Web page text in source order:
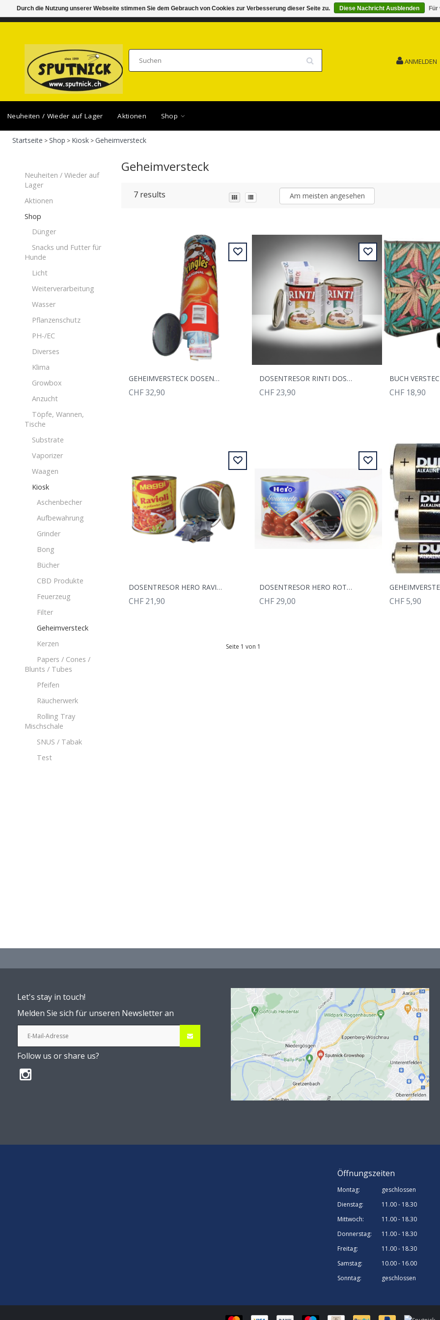
DI-FR 11.00 - 18.30, SA 10.00 - 16.00 SAMSTAG 15.08. GESCHLOSSEN FEIERTAG
ANMELDEN
Neuheiten / Wieder auf Lager Aktionen Shop
Startseite >Shop > Kiosk>Geheimversteck
Neuheiten / Wieder auf
Lager
Aktionen
Shop
Dünger
Snacks und Futter für
Hunde
Licht
Weiterverarbeitung
Wasser
Pflanzenschutz
PH-/EC
Diverses
Klima
Growbox
Anzucht
Töpfe, Wannen,
Tische
Substrate
Vaporizer
Waagen
Kiosk
Aschenbecher
Aufbewahrung
Grinder
Bong
Bücher
CBD Produkte
Feuerzeug
Filter
Geheimversteck
Kerzen
Papers / Cones /
Blunts / Tubes
Pfeifen
Räucherwerk
Rolling Tray
Mischschale
SNUS / Tabak
Test
Geheimversteck
7 results Am meisten angesehen
GEHEIMVERSTECK DOSENSAFE PRINGLES
CHF 32,90
DOSENTRESOR RINTI DOSENHUNDEFUTTER
CHF 23,90 CHF 18,90
DOSENTRESOR HERO RAVIOLI
CHF 21,90
DOSENTRESOR HERO ROTE KIRSCHEN
CHF 29,00 CHF 5,90
Seite 1 von 1
Let's stay in touch!
Melden Sie sich für unseren Newsletter an
Follow us or share us?
Öffnungszeiten
Montag:
geschlossen
Dienstag:
11.00 - 18.30
Mittwoch:
11.00 - 18.30
Donnerstag:
11.00 - 18.30
Freitag:
11.00 - 18.30
Samstag:
10.00 - 16.00
Sonntag:
geschlossen
Durch die Nutzung unserer Webseite stimmen Sie dem Gebrauch von Cookies zur Verbesserung dieser Seite zu. Diese Nachricht Ausblenden